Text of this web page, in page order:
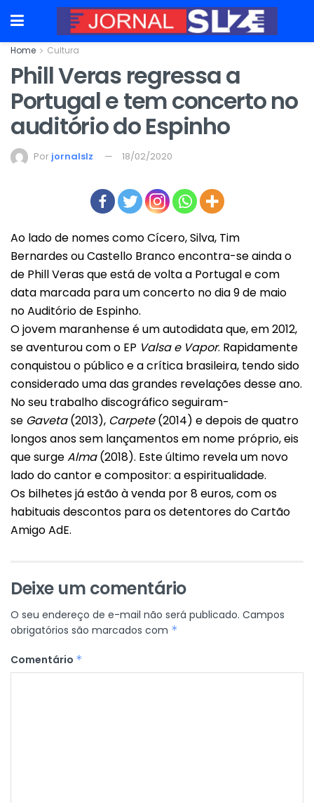
Home Cultura
Phill Veras regressa a
Portugal e tem concerto no
auditório do Espinho
Por jornalslz 18/02/2020
Ao lado de nomes como Cícero, Silva, Tim
Bernardes ou Castello Branco encontra-se ainda o
de Phill Verasque está de volta a Portugal e com
data marcada para um concerto no dia 9 de maio
no Auditório de Espinho.
O jovem maranhense é um autodidata que, em 2012,
se aventurou com o EP Valsa e Vapor. Rapidamente
conquistou o público e a crítica brasileira, tendo sido
considerado uma das grandes revelações desse ano.
No seu trabalho discográfico seguiram-
se Gaveta(2013), Carpete(2014) e depois de quatro
longos anos sem lançamentos em nome próprio, eis
que surgeAlma(2018). Este último revela um novo
lado do cantor e compositor: a espiritualidade.
Os bilhetes já estão à venda por 8 euros, com os
habituais descontos para os detentores do Cartão
Amigo AdE.
Deixe um comentário
O seu endereço de e-mail não será publicado. Campos
obrigatórios são marcados com *
Comentário *